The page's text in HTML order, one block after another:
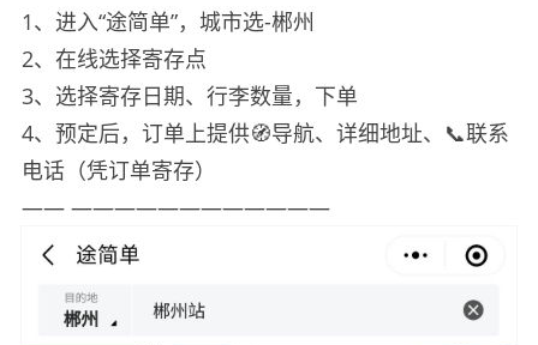
1、进入“途简单”，城市选-郴州
2、在线选择寄存点
3、选择寄存日期、行李数量，下单
4、预定后，订单上提供🧭导航、详细地址、📞联系
电话（凭订单寄存）
—— ————————————